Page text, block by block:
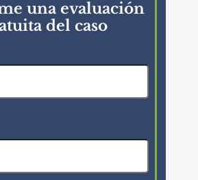
una evaluación
del caso